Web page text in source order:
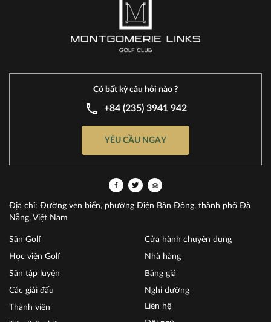
Có bất kỳ câu hỏi nào ?
+84 (235) 3941 942
YÊU CẦU NGAY
Địa chỉ: Đường ven biển, phường Điện Bàn Đông, thành phố Đà
Nẵng, Việt Nam
Sân Golf
Học viện Golf
Sân tập luyện
Các giải đấu
Thành viên
Cửa hành chuyên dụng
Nhà hàng
Bảng giá
Nghỉ dưỡng
Liên hệ